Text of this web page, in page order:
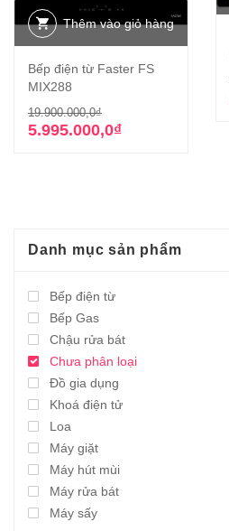
Thêm vào giỏ hàng
Bếp điện từ Faster FS
MIX288
19.900.000,0₫Giá
gốc
5.995.000,0₫
Giá
hiện
Danh mục sản phẩm
Bếp điện từ
Bếp Gas
Chậu rửa bát
Chưa phân loại
Đồ gia dụng
Khoá điện tử
Loa
Máy giặt
Máy hút mùi
Máy rửa bát
Máy sấy